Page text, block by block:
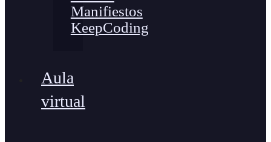
Manifiestos
KeepCoding
Aula
virtual